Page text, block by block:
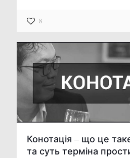
8
Конотація – що це
та суть терміна